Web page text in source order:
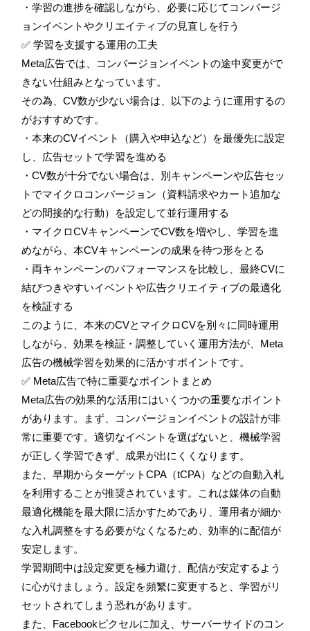
・学習の進捗を確認しながら、必要に応じてコンバージ
ョンイベントやクリエイティブの見直しを行う
✅ 学習を支援する運用の工夫
Meta広告では、コンバージョンイベントの途中変更がで
きない仕組みとなっています。
その為、CV数が少ない場合は、以下のように運用するの
がおすすめです。
・本来のCVイベント（購入や申込など）を最優先に設定
し、広告セットで学習を進める
・CV数が十分でない場合は、別キャンペーンや広告セッ
トでマイクロコンバージョン（資料請求やカート追加な
どの間接的な行動）を設定して並行運用する
・マイクロCVキャンペーンでCV数を増やし、学習を進
めながら、本CVキャンペーンの成果を待つ形をとる
・両キャンペーンのパフォーマンスを比較し、最終CVに
結びつきやすいイベントや広告クリエイティブの最適化
を検証する
このように、本来のCVとマイクロCVを別々に同時運用
しながら、効果を検証・調整していく運用方法が、Meta
広告の機械学習を効果的に活かすポイントです。
✅ Meta広告で特に重要なポイントまとめ
Meta広告の効果的な活用にはいくつかの重要なポイント
があります。まず、コンバージョンイベントの設計が非
常に重要です。適切なイベントを選ばないと、機械学習
が正しく学習できず、成果が出にくくなります。
また、早期からターゲットCPA（tCPA）などの自動入札
を利用することが推奨されています。これは媒体の自動
最適化機能を最大限に活かすためであり、運用者が細か
な入札調整をする必要がなくなるため、効率的に配信が
安定します。
学習期間中は設定変更を極力避け、配信が安定するよう
に心がけましょう。設定を頻繁に変更すると、学習がリ
セットされてしまう恐れがあります。
また、Facebookピクセルに加え、サーバーサイドのコン